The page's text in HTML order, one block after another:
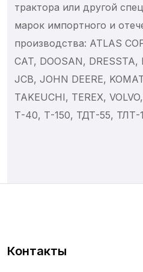
Кузовные детали
Система управления
Специнструменты
Тормозная система
Элементы системы
Генераторы
трактора или другой
марок импортного и
производства: ATLAS
CAT, DOOSAN,
JCB, JOHN DEERE,
TAKEUCHI, TEREX,
Т-40, Т-150, ТДТ-55,
Контакты